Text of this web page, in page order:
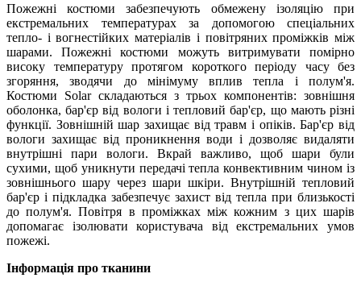
Пожежні костюми забезпечують обмежену ізоляцію при
екстремальних температурах за допомогою спеціальних
тепло- і вогнестійких матеріалів і повітряних проміжків між
шарами. Пожежні костюми можуть витримувати помірно
високу температуру протягом короткого періоду часу без
згоряння, зводячи до мінімуму вплив тепла і полум'я.
Костюми Solar складаються з трьох компонентів: зовнішня
оболонка, бар'єр від вологи і тепловий бар'єр, що мають різні
функції. Зовнішній шар захищає від травм і опіків. Бар'єр від
вологи захищає від проникнення води і дозволяє видаляти
внутрішні пари вологи. Вкрай важливо, щоб шари були
сухими, щоб уникнути передачі тепла конвективним чином із
зовнішнього шару через шари шкіри. Внутрішній тепловий
бар'єр і підкладка забезпечує захист від тепла при близькості
до полум'я. Повітря в проміжках між кожним з цих шарів
допомагає ізолювати користувача від екстремальних умов
пожежі.
Інформація про тканини